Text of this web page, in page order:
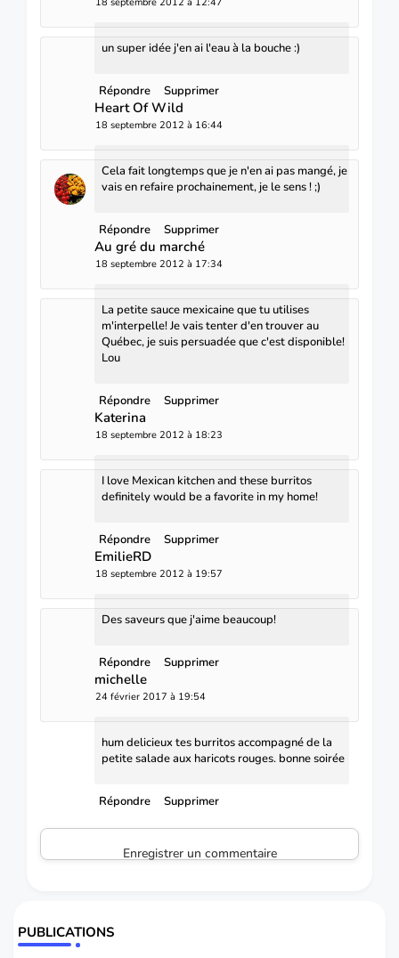
un super idée j'en ai l'eau à la bouche :)
Répondre Supprimer
Heart Of Wild
18 septembre 2012 à 16:44
Cela fait longtemps que je n'en ai pas mangé, je
vais en refaire prochainement, je le sens ! ;)
Répondre Supprimer
Au gré du marché
18 septembre 2012 à 17:34
La petite sauce mexicaine que tu utilises
m'interpelle! Je vais tenter d'en trouver au
Québec, je suis persuadée que c'est disponible!
Lou
Répondre Supprimer
Katerina
18 septembre 2012 à 18:23
I love Mexican kitchen and these burritos
definitely would be a favorite in my home!
Répondre Supprimer
EmilieRD
18 septembre 2012 à 19:57
Des saveurs que j'aime beaucoup!
Répondre Supprimer
michelle
24 février 2017 à 19:54
hum delicieux tes burritos accompagné de la
petite salade aux haricots rouges. bonne soirée
Répondre Supprimer
Enregistrer un commentaire
PUBLICATIONS